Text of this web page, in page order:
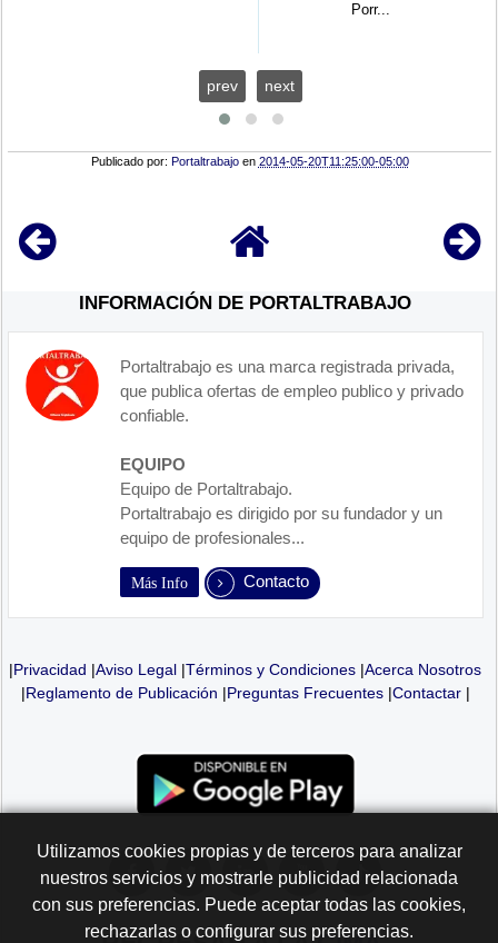
Analista ...
prev next
Publicado por: Portaltrabajo en 2014-05-20T11:25:00-05:00
INFORMACIÓN DE PORTALTRABAJO
Portaltrabajo es una marca registrada privada,
que publica ofertas de empleo publico y privado
confiable.
EQUIPO
Equipo de Portaltrabajo.
Portaltrabajo es dirigido por su fundador y un
equipo de profesionales...
Más Info Contacto
|Privacidad |Aviso Legal |Términos y Condiciones |Acerca Nosotros
|Reglamento de Publicación |Preguntas Frecuentes|Contactar|
Utilizamos cookies propias y de terceros para analizar
nuestros servicios y mostrarle publicidad relacionada
con sus preferencias. Puede aceptar todas las cookies,
rechazarlas o configurar sus preferencias.